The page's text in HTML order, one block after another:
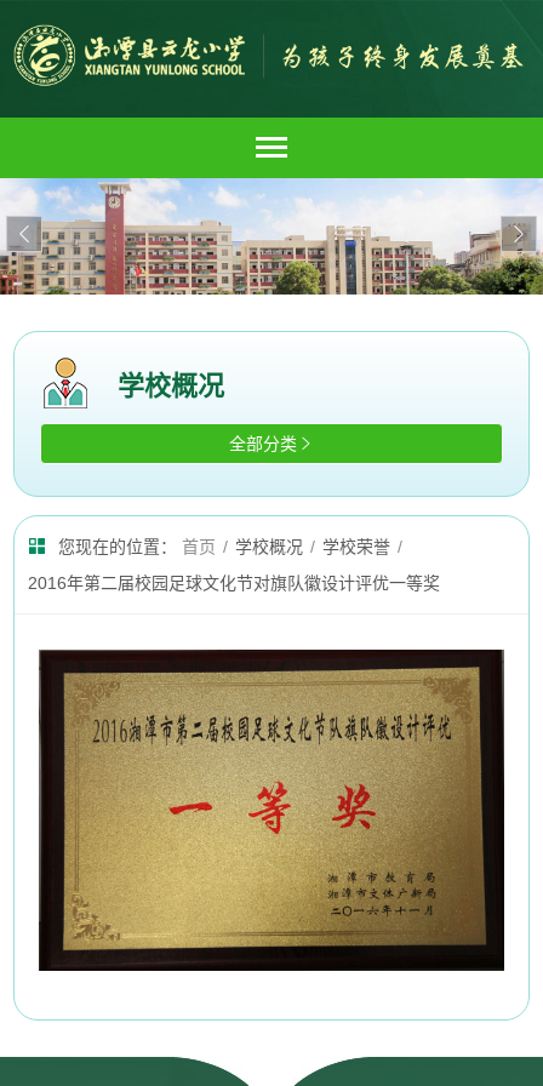
 
学校概况
全部分类 
您现在的位置： 首页 / 学校概况 / 学校荣誉 /
2016年第二届校园足球文化节对旗队徽设计评优一等奖